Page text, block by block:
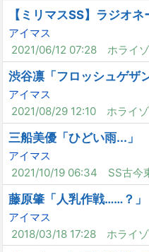
【ミリマスSS】ラジオ
アイマス
2021/06/12 07:28
ホライ
渋谷凛「フロッシュゲザ
アイマス
2021/08/29 12:10
ホライ
三船美優「ひどい雨...」
アイマス
2021/10/19 06:34
SS古今
藤原肇「人乳作戦……？」
アイマス
2018/03/18 17:28
ホライ